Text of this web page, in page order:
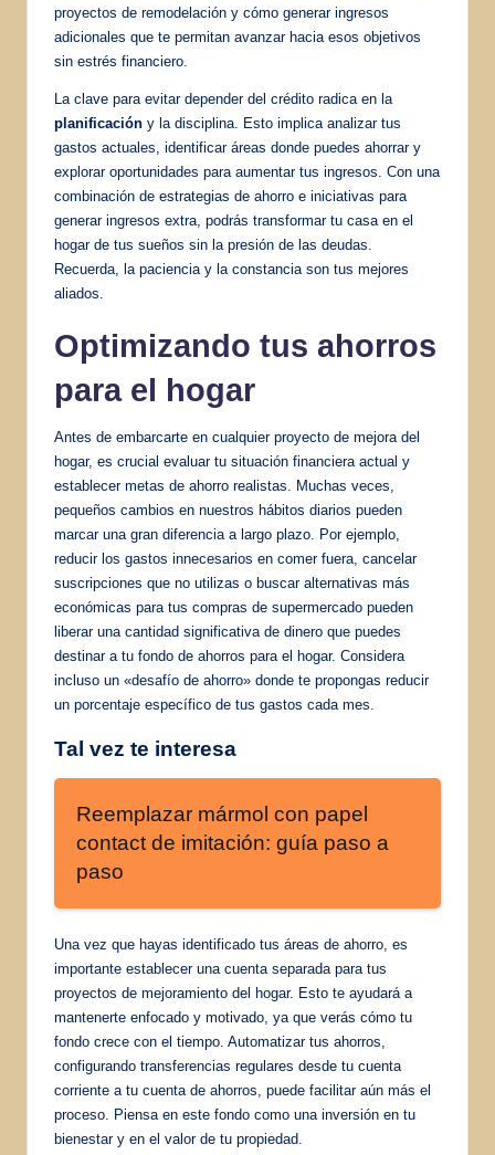
proyectos de remodelación y cómo generar ingresos
adicionales que te permitan avanzar hacia esos objetivos
sin estrés financiero.
La clave para evitar depender del crédito radica en la
planificación y la disciplina. Esto implica analizar tus
gastos actuales, identificar áreas donde puedes ahorrar y
explorar oportunidades para aumentar tus ingresos. Con una
combinación de estrategias de ahorro e iniciativas para
generar ingresos extra, podrás transformar tu casa en el
hogar de tus sueños sin la presión de las deudas.
Recuerda, la paciencia y la constancia son tus mejores
aliados.
Optimizando tus ahorros
para el hogar
Antes de embarcarte en cualquier proyecto de mejora del
hogar, es crucial evaluar tu situación financiera actual y
establecer metas de ahorro realistas. Muchas veces,
pequeños cambios en nuestros hábitos diarios pueden
marcar una gran diferencia a largo plazo. Por ejemplo,
reducir los gastos innecesarios en comer fuera, cancelar
suscripciones que no utilizas o buscar alternativas más
económicas para tus compras de supermercado pueden
liberar una cantidad significativa de dinero que puedes
destinar a tu fondo de ahorros para el hogar. Considera
incluso un «desafío de ahorro» donde te propongas reducir
un porcentaje específico de tus gastos cada mes.
Tal vez te interesa
Reemplazar mármol con papel
contact de imitación: guía paso a
paso
Una vez que hayas identificado tus áreas de ahorro, es
importante establecer una cuenta separada para tus
proyectos de mejoramiento del hogar. Esto te ayudará a
mantenerte enfocado y motivado, ya que verás cómo tu
fondo crece con el tiempo. Automatizar tus ahorros,
configurando transferencias regulares desde tu cuenta
corriente a tu cuenta de ahorros, puede facilitar aún más el
proceso. Piensa en este fondo como una inversión en tu
bienestar y en el valor de tu propiedad.